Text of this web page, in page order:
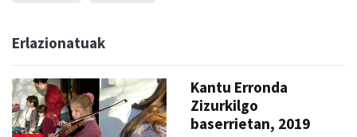
Erlazionatuak
Kantu Erronda
Zizurkilgo
baserrietan, 2019